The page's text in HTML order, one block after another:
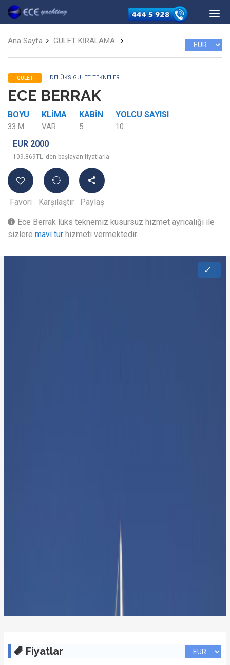
Ana Sayfa GULET KİRALAMA
GULET DELÜKS GULET TEKNELER
ECE BERRAK
BOYU
33 M
KLIMA
VAR
KABIN
5
YOLCU SAYISI
10
EUR 2000
109.869TL 'den başlayan fiyatlarla
Favori Karşılaştır Paylaş
Ece Berrak lüks teknemiz kusursuz hizmet ayrıcalığı ile
sizlere mavi tur hizmeti vermektedir.
Fiyatlar